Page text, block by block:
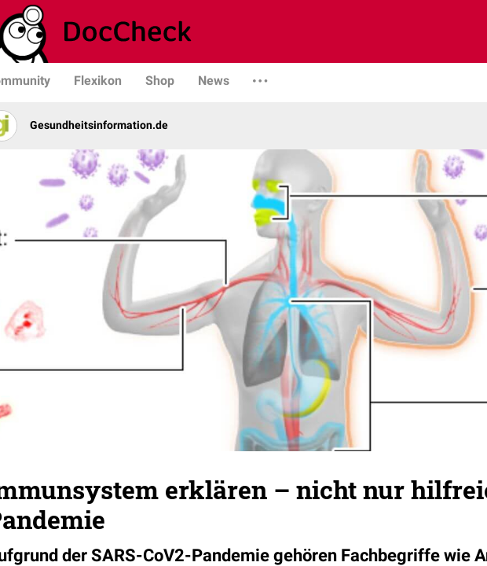
Flexikon Shop News
Gesundheits­­information.de
erklären – nicht nur
der SARS-CoV2-Pandemie gehören Fachbegriffe wie